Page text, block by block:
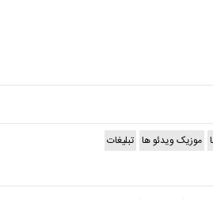
موزیک ویدئو ها تبلیغات